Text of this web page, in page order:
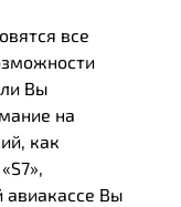
все
Вы
на
как
авиакассе Вы